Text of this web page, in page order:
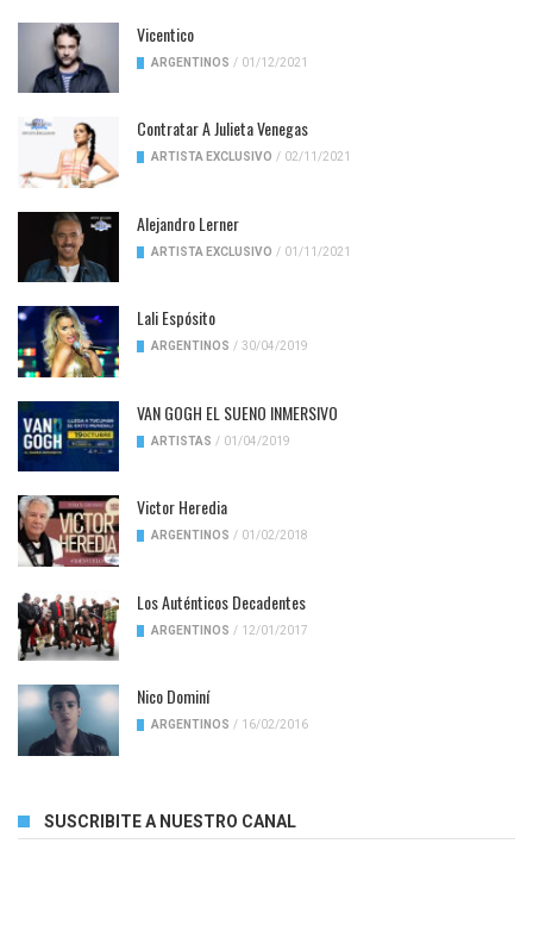
Vicentico
ARGENTINOS / 01/12/2021
Contratar A Julieta Venegas
ARTISTA EXCLUSIVO / 02/11/2021
Alejandro Lerner
ARTISTA EXCLUSIVO / 01/11/2021
Lali Espósito
ARGENTINOS / 30/04/2019
VAN GOGH EL SUENO INMERSIVO
ARTISTAS / 01/04/2019
Victor Heredia
ARGENTINOS / 01/02/2018
Los Auténticos Decadentes
ARGENTINOS / 12/01/2017
Nico Dominí
ARGENTINOS / 16/02/2016
SUSCRIBITE A NUESTRO CANAL